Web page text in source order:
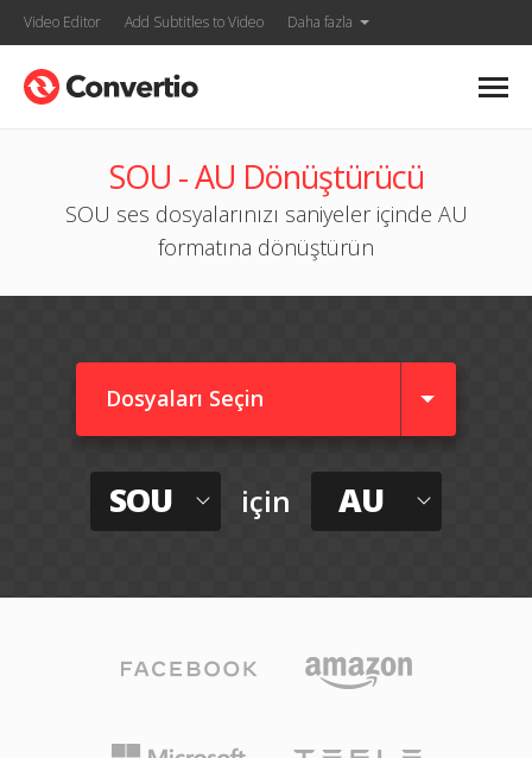
Video Editor Add Subtitles to Video Daha fazla
SOU - AU Dönüştürücü
SOU ses dosyalarınızı saniyeler içinde AU
formatına dönüştürün
Dosyaları Seçin
SOU için AU